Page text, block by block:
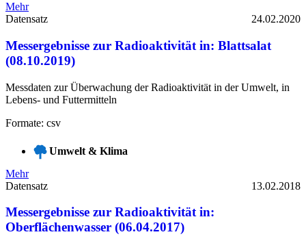
Mehr
Datensatz
24.02.2020
Messergebnisse zur Radioaktivität in: Blattsalat
(08.10.2019)
Messdaten zur Überwachung der Radioaktivität in der Umwelt, in
Lebens- und Futtermitteln
Formate: csv
Umwelt & Klima
Mehr
Datensatz
13.02.2018
Messergebnisse zur Radioaktivität in:
Oberflächenwasser (06.04.2017)